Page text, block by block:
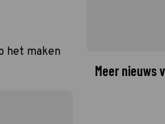
het maken
Meer nieuws